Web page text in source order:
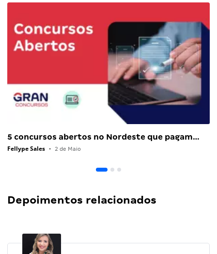
5 concursos abertos no Nordeste que pagam…
Fellype Sales • 2 de Maio
Depoimentos relacionados